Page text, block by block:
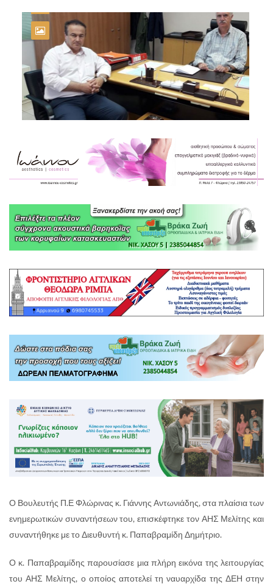
Ο Βουλευτής Π.Ε Φλώρινας κ. Γιάννης Αντωνιάδης, στα πλαίσια των
ενημερωτικών συναντήσεων του, επισκέφτηκε τον ΑΗΣ Μελίτης και
συναντήθηκε με το Διευθυντή κ. Παπαβραμίδη Δημήτριο.
Ο κ. Παπαβραμίδης παρουσίασε μια πλήρη εικόνα της λειτουργίας
του ΑΗΣ Μελίτης, ο οποίος αποτελεί τη ναυαρχίδα της ΔΕΗ στην